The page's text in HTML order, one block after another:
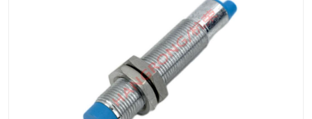
声光报警器
滑线指示灯
光电开关